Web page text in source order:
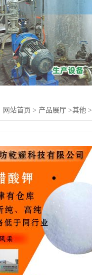
网站首页 > 产品展厅 >其他 >